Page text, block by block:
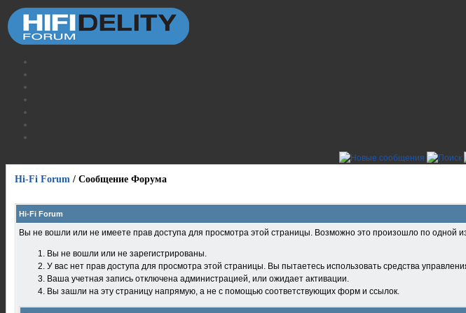
Hi-Fi Forum / Сообщение Форума
Hi-Fi Forum
Вы не вошли или не имеете прав доступа для просмотра этой страницы. Возможно это произошло по одной
Вы не вошли или не зарегистрированы.
У вас нет прав доступа для просмотра этой страницы. Вы пытаетесь использовать средства
Ваша учетная запись отключена администрацией, или ожидает активации.
Вы зашли на эту страницу напрямую, а не с помощью соответствующих форм и ссылок.